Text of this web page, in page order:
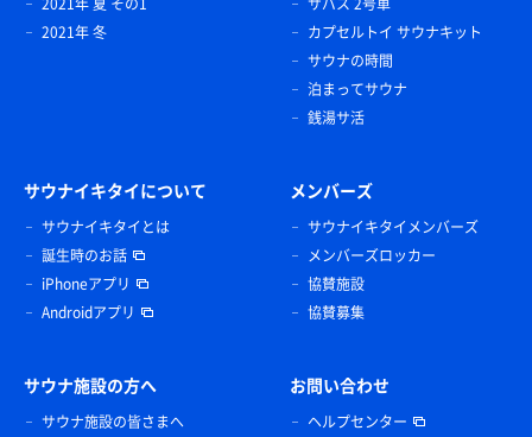
2021年 冬
カプセルトイ サウナキット
サウナの時間
泊まってサウナ
銭湯サ活
サウナイキタイについて
サウナイキタイとは
誕生時のお話
iPhoneアプリ
Androidアプリ
メンバーズ
サウナイキタイメンバーズ
メンバーズロッカー
協賛施設
協賛募集
サウナ施設の方へ
サウナ施設の皆さまへ
お問い合わせ
ヘルプセンター